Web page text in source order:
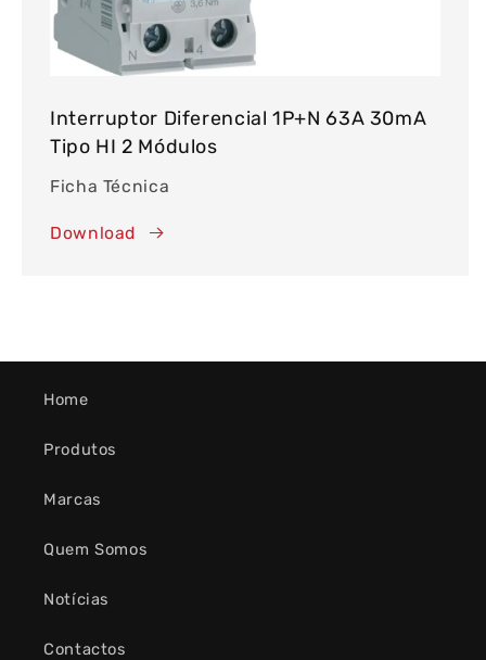
Interruptor Diferencial 1P+N 63A 30mA
Tipo HI 2 Módulos
Ficha Técnica
Download
Home
Produtos
Marcas
Quem Somos
Notícias
Contactos